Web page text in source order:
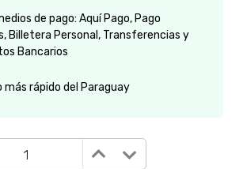
de pago: Aquí Pago, Pago
Billetera Personal, Transferencias y
Bancarios
más rápido del Paraguay